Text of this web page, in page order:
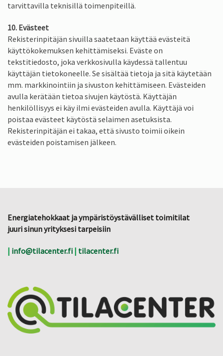
tarvittavilla teknisillä toimenpiteillä.
10. Evästeet
Rekisterinpitäjän sivuilla saatetaan käyttää evästeitä
käyttökokemuksen kehittämiseksi. Eväste on
tekstitiedosto, joka verkkosivulla käydessä tallentuu
käyttäjän tietokoneelle. Se sisältää tietoja ja sitä käytetään
mm. markkinointiin ja sivuston kehittämiseen. Evästeiden
avulla kerätään tietoa sivujen käytöstä. Käyttäjän
henkilöllisyys ei käy ilmi evästeiden avulla. Käyttäjä voi
poistaa evästeet käytöstä selaimen asetuksista.
Rekisterinpitäjän ei takaa, että sivusto toimii oikein
evästeiden poistamisen jälkeen.
Energiatehokkaat ja ympäristöystävälliset toimitilat
juuri sinun yrityksesi tarpeisiin
| info@tilacenter.fi | tilacenter.fi